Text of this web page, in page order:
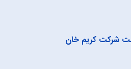
شرکت کریم خان